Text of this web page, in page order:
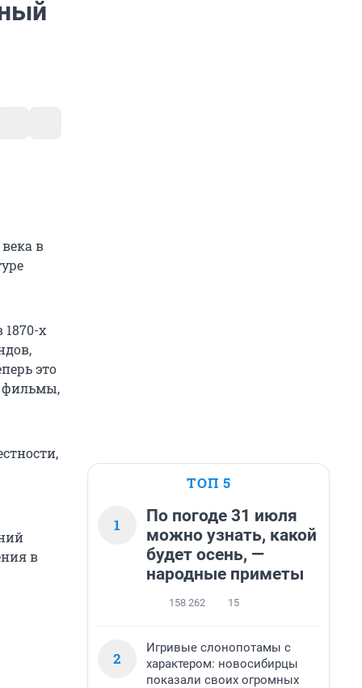
в
х
это
фильмы,
в
ТОП 5
1
По погоде 31 июля
можно узнать, какой
будет осень, —
народные приметы
158 262 15
2
Игривые слонопотамы с
характером: новосибирцы
показали своих огромных